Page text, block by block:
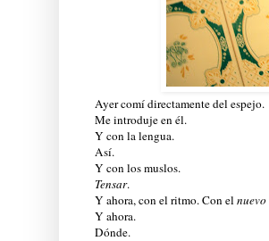
Ayer comí directamente del espejo.
Me introduje en él.
Y con la lengua.
Así.
Y con los muslos.
Tensar.
Y ahora, con el ritmo. Con el nuevo
Y ahora.
Dónde.